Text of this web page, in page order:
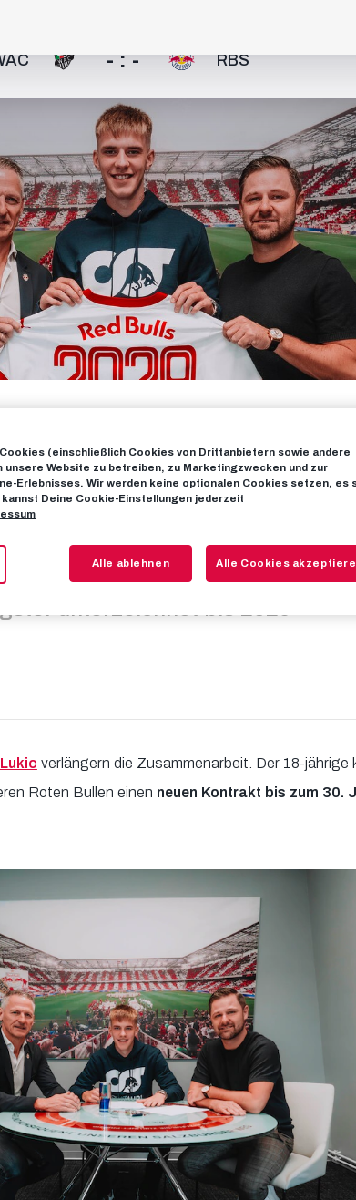
- : - RBS
Lukic
unterzeichnet bis 2029
verlängern die Zusammenarbeit. Der 18-jährige
Roten Bullen einen neuen Kontrakt bis zum 30.
(einschließlich Cookies von Drittanbietern sowie andere
unsere Website zu betreiben, zu Marketingzwecken und zur
Erlebnisses. Wir werden keine optionalen Cookies setzen, es
Deine Cookie-Einstellungen jederzeit
Alle ablehnen Alle Cookies